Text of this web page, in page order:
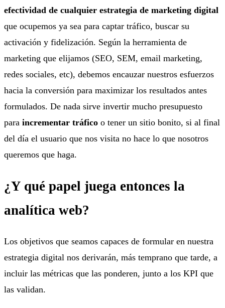
efectividad de cualquier estrategia de marketing digital
que ocupemos ya sea para captar tráfico, buscar su
activación y fidelización. Según la herramienta de
marketing que elijamos (SEO, SEM, email marketing,
redes sociales, etc), debemos encauzar nuestros esfuerzos
hacia la conversión para maximizar los resultados antes
formulados. De nada sirve invertir mucho presupuesto
para incrementar tráfico o tener un sitio bonito, si al final
del día el usuario que nos visita no hace lo que nosotros
queremos que haga.
¿Y qué papel juega entonces la
analítica web?
Los objetivos que seamos capaces de formular en nuestra
estrategia digital nos derivarán, más temprano que tarde, a
incluir las métricas que las ponderen, junto a los KPI que
las validan.